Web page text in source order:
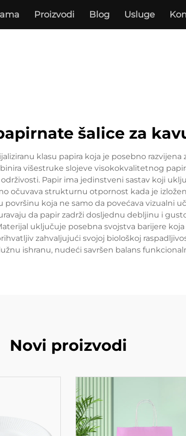
Proizvodi Blog Usluge
šalice za
klasu papira koja je posebno
višestruke slojeve visokokvalitetnog
Papir ima jedinstveni sastav koji
očuvava strukturnu otpornost kada je
koja ne samo da povećava vizualni
da papir zadrži dosljednu debljinu i
uključuje posebna svojstva barijere
zahvaljujući svojoj biološkoj
ishranu, nudeći savršen balans
Novi proizvodi